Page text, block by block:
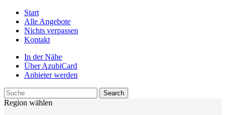
Start
Alle Angebote
Nichts verpassen
Kontakt
In der Nähe
Über AzubiCard
Anbieter werden
Region wählen